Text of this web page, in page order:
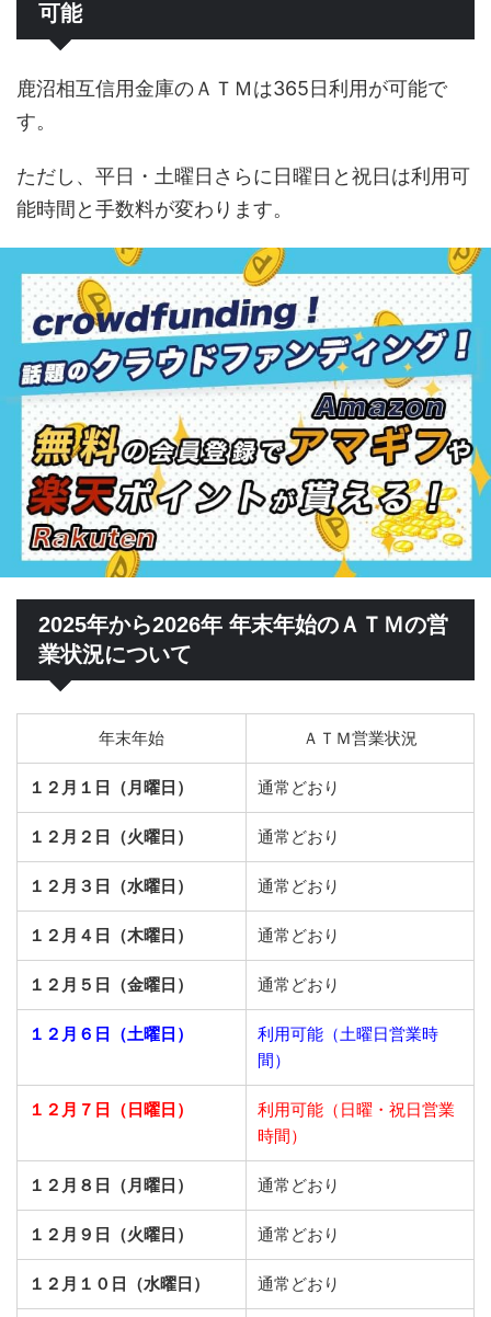
可能
鹿沼相互信用金庫のＡＴＭは365日利用が可能で
す。
ただし、平日・土曜日さらに日曜日と祝日は利用可
能時間と手数料が変わります。
2025年から2026年 年末年始のＡＴＭの営
業状況について
年末年始 ＡＴＭ営業状況
１２月１日（月曜日） 通常どおり
１２月２日（火曜日） 通常どおり
１２月３日（水曜日） 通常どおり
１２月４日（木曜日） 通常どおり
１２月５日（金曜日） 通常どおり
１２月６日（土曜日）
利用可能（土曜日営業時
間）
１２月７日（日曜日）
利用可能（日曜・祝日営業
時間）
１２月８日（月曜日） 通常どおり
１２月９日（火曜日） 通常どおり
１２月１０日（水曜日） 通常どおり